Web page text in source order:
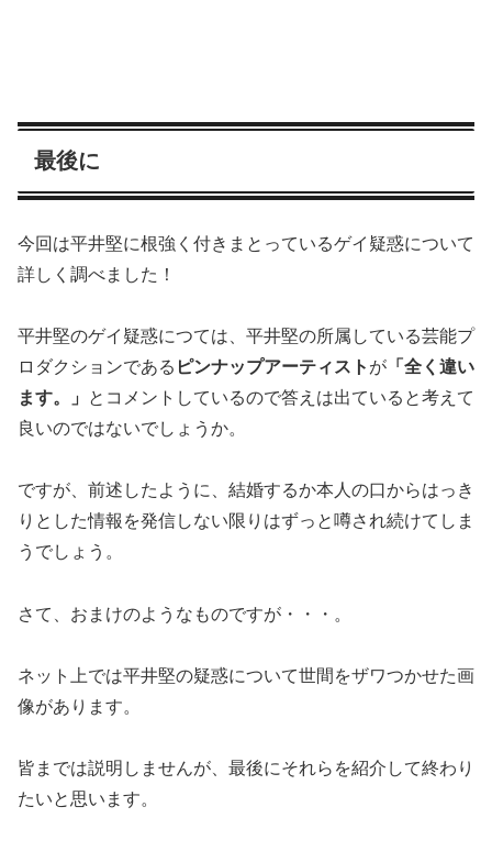
最後に
今回は平井堅に根強く付きまとっているゲイ疑惑について
詳しく調べました！
平井堅のゲイ疑惑につては、平井堅の所属している芸能プ
ロダクションである ピンナップアーティスト が 「全く違い
ます。」
とコメントしているので答えは出ていると考えて
良いのではないでしょうか。
ですが、前述したように、結婚するか本人の口からはっき
りとした情報を発信しない限りはずっと噂され続けてしま
うでしょう。
さて、おまけのようなものですが・・・。
ネット上では平井堅の疑惑について世間をザワつかせた画
像があります。
皆までは説明しませんが、最後にそれらを紹介して終わり
たいと思います。